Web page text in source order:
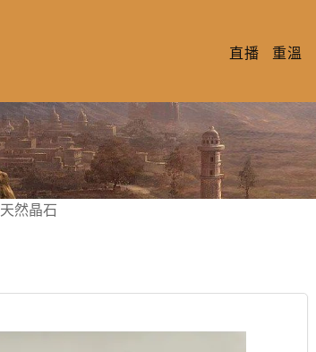
直播 重溫
天然晶石